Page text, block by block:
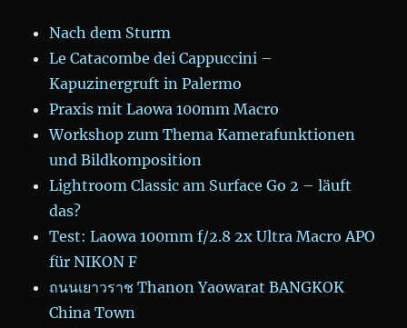
Nach dem Sturm
Le Catacombe dei Cappuccini –
Kapuzinergruft in Palermo
Praxis mit Laowa 100mm Macro
Workshop zum Thema Kamerafunktionen
und Bildkomposition
Lightroom Classic am Surface Go 2 – läuft
das?
Test: Laowa 100mm f/2.8 2x Ultra Macro APO
für NIKON F
ถนนเยาวราช Thanon Yaowarat BANGKOK
China Town